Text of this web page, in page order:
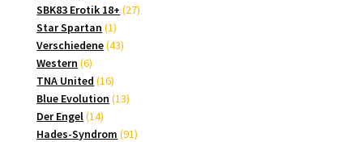
Produkte
SBK83 Erotik 18+ 2727
Star Spartan 11
Produkt
Verschiedene 4343
Western 66
Produkte
TNA United 1616
Produkte
Blue Evolution 1313
Der Engel 1414
Produkte
Hades-Syndrom 9191